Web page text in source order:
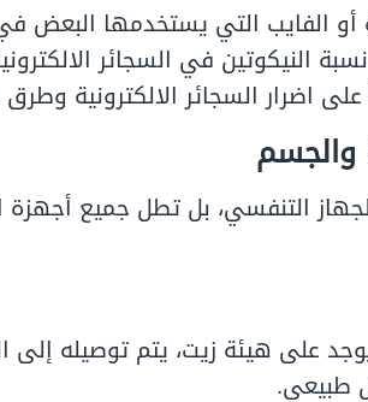
أو الفايب التي يستخدمها البعض
النيكوتين في السجائر
اضرار السجائر الالكترونية وطرق
والجسم
التنفسي، بل تطل جميع
على هيئة زيت، يتم توصيله إلى
طبيعي.